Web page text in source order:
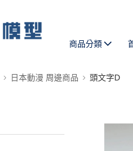
商品分類
日本動漫 周邊商品 頭文字D